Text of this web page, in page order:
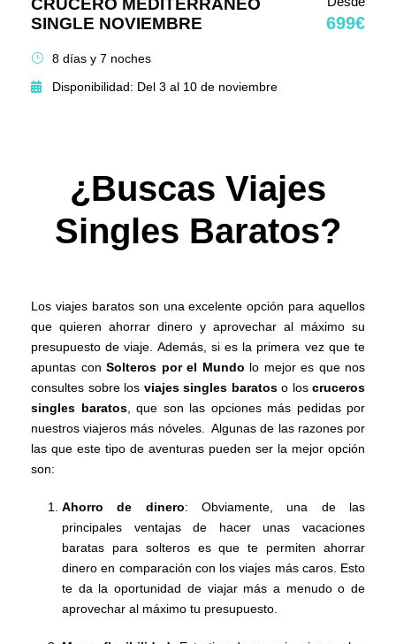
SINGLE NOVIEMBRE
699€
8 días y 7 noches
Disponibilidad: Del 3 al 10 de noviembre
¿Buscas Viajes
Singles Baratos?
Los viajes baratos son una excelente opción para aquellos
que quieren ahorrar dinero y aprovechar al máximo su
presupuesto de viaje. Además, si es la primera vez que te
apuntas con Solteros por el Mundo lo mejor es que nos
consultes sobre los viajes singles baratoso los cruceros
singles baratos, que son las opciones más pedidas por
nuestros viajeros más nóveles. Algunas de las razones por
las que este tipo de aventuras pueden ser la mejor opción
son:
Ahorro de dinero: Obviamente, una de las
principales ventajas de hacer unas vacaciones
baratas para solteros es que te permiten ahorrar
dinero en comparación con los viajes más caros. Esto
te da la oportunidad de viajar más a menudo o de
aprovechar al máximo tu presupuesto.